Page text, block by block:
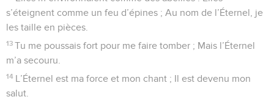
s’éteignent comme un feu d’épines ; Au nom de l’Éternel, je
les taille en pièces.
13 Tu me poussais fort pour me faire tomber ; Mais l’Éternel
m’a secouru.
14 L’Éternel est ma force et mon chant ; Il est devenu mon
salut.